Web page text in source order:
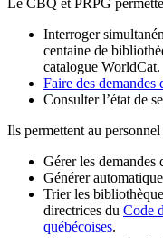
Interroger
centaine de
catalogue WorldCat.
Faire des demandes
Consulter l’état de
Ils permettent au
Gérer les demandes
Générer
Trier les
directrices du Code
québécoises.